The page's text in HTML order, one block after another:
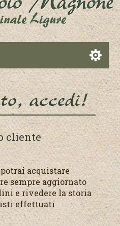
accedi!
cliente
acquistare
sempre aggiornato
e rivedere la storia
effettuati